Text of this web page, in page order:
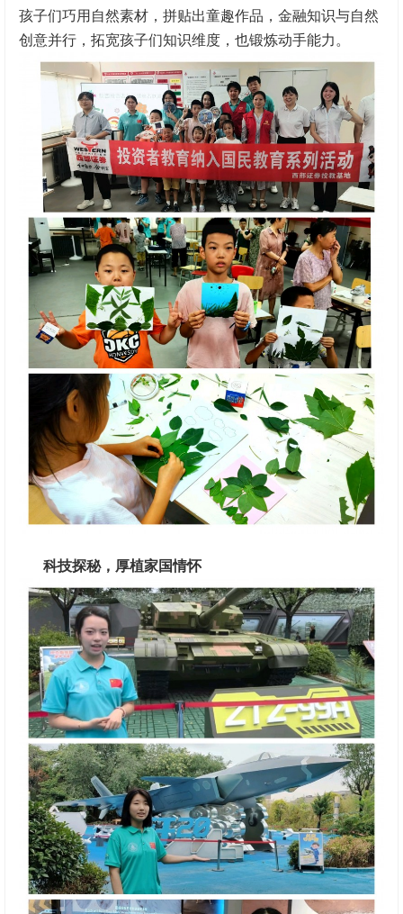
孩子们巧用自然素材，拼贴出童趣作品，金融知识与自然
创意并行，拓宽孩子们知识维度，也锻炼动手能力。
科技探秘，厚植家国情怀